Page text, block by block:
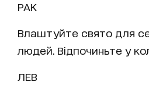
РАК
Влаштуйте свято для
людей. Відпочиньте у
ЛЕВ